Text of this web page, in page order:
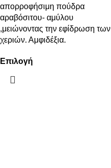
απορροφήσιμη πούδρα
αραβόσιτου- αμύλου
,μειώνοντας την εφίδρωση των
χεριών. Αμφιδέξια.
Επιλογή